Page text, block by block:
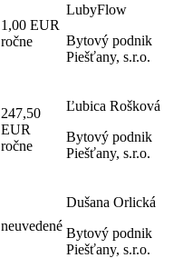
1,00 EUR
ročne
LubyFlow
Bytový podnik
Piešťany, s.r.o.
247,50
EUR
ročne
Ľubica Rošková
Bytový podnik
Piešťany, s.r.o.
neuvedené
Dušana Orlická
Bytový podnik
Piešťany, s.r.o.